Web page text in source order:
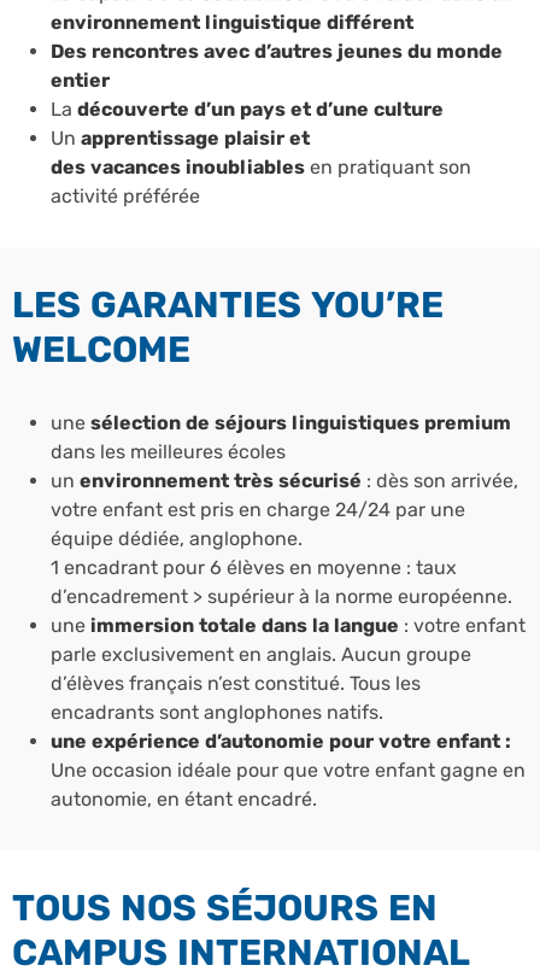
environnement linguistique différent
Des rencontres avec d’autres jeunes du monde
entier
La découverte d’un pays et d’une culture
Un apprentissage plaisir et
des vacances inoubliables en pratiquant son
activité préférée
LES GARANTIES YOU’RE
WELCOME
une sélection de séjours linguistiques premium
dans les meilleures écoles
un environnement très sécurisé : dès son arrivée,
votre enfant est pris en charge 24/24 par une
équipe dédiée, anglophone.
1 encadrant pour 6 élèves en moyenne : taux
d’encadrement > supérieur à la norme européenne.
une immersion totale dans la langue : votre enfant
parle exclusivement en anglais. Aucun groupe
d’élèves français n’est constitué. Tous les
encadrants sont anglophones natifs.
une expérience d’autonomie pour votre enfant :
Une occasion idéale pour que votre enfant gagne en
autonomie, en étant encadré.
TOUS NOS SÉJOURS EN
CAMPUS INTERNATIONAL